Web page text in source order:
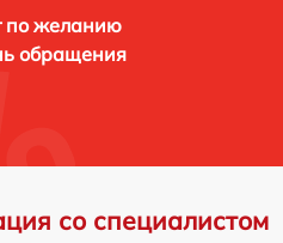
по желанию
обращения
со специалистом